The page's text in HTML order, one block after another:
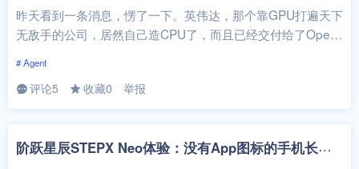
昨天看到一条消息，愣了一下。英伟达，那个靠GPU打遍天下
无敌手的公司，居然自己造CPU了，而且已经交付给了Open
# Agent
评论5 收藏0 举报
阶
跃星辰STEPX Neo体验：没有App图标的手机长什么样